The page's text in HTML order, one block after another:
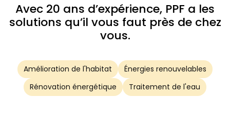
Avec 20 ans d’expérience, PPF a les
solutions qu’il vous faut près de chez
vous.
Amélioration de l'habitat
Énergies renouvelables
Rénovation énergétique
Traitement de l'eau